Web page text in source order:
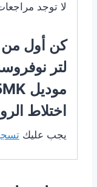
لا توجد
لتر
اختلاط
يجب عليك